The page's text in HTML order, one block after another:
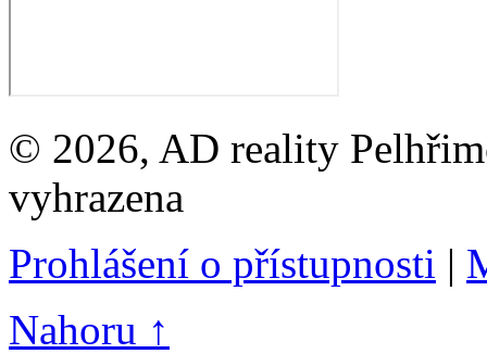
© 2026, AD reality
vyhrazena
Prohlášení o přístupnosti |
Nahoru ↑